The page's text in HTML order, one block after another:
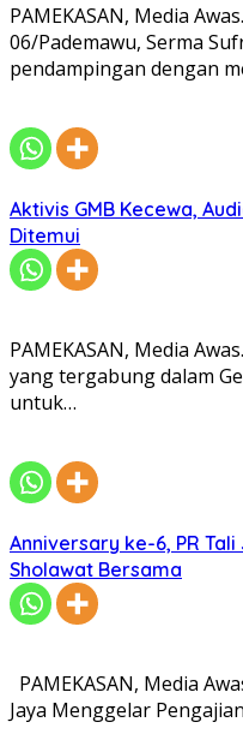
PAMEKASAN, Media
06/Pademawu, Serma
pendampingan dengan
Aktivis GMB Kecewa,
Ditemui
PAMEKASAN, Media
yang tergabung dalam
untuk…
Anniversary ke-6, PR
Sholawat Bersama
PAMEKASAN, Media
Jaya Menggelar